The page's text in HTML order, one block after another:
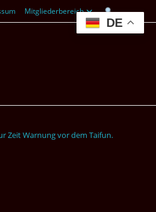
Mitgliederbereich
Zeit Warnung vor dem Taifun.
DE